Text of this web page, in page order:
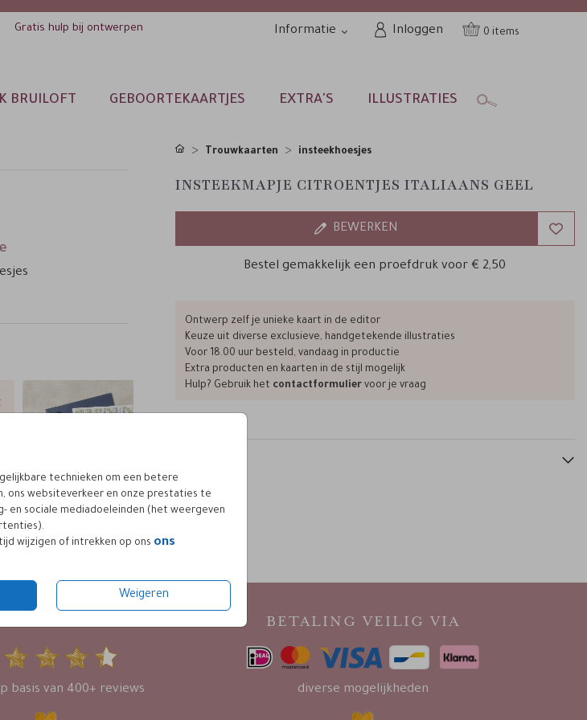
Gratis hulp bij ontwerpen Informatie Inloggen 0
BRUILOFT GEBOORTEKAARTJES EXTRA'S ILLUSTRATIES
technieken om een betere
ons websiteverkeer en onze prestaties te
en sociale mediadoeleinden (het weergeven
wijzigen of intrekken op ons ons
Weigeren
Trouwkaarten insteekhoesjes
INSTEEKMAPJE CITROENTJES ITALIAANS GEEL
BEWERKEN
Bestel gemakkelijk een proefdruk voor€ 2,50
Ontwerp zelf je unieke kaart in de editor
Keuze uit diverse exclusieve, handgetekende illustraties
Voor 18.00 uur besteld, vandaag in productie
Extra producten en kaarten in de stijl mogelijk
Hulp? Gebruik het contactformuliervoor je vraag
basis van 400+ reviews
BETALING VEILIG VIA
diverse mogelijkheden